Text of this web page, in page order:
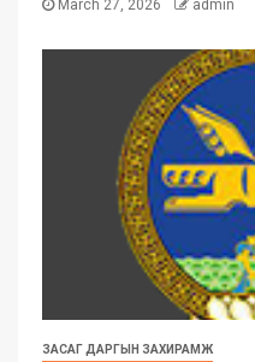
March 27, 2026 admin
ЗАСАГ ДАРГЫН ЗАХИРАМЖ